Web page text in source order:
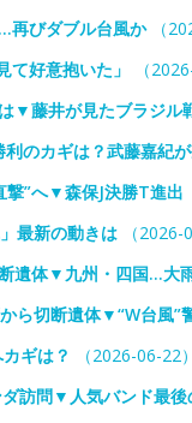
再びダブル台風か（
好意抱いた」
（
▼藤井が見たブラジル
のカギは？武藤嘉紀
”へ▼森保J決勝T進出
最新の動きは （2026-
遺体▼九州・四国…大
ら切断遺体▼“W台風”
ギは？
（2026-06-22）
訪問▼人気バンド最後